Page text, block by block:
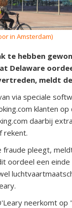
in Amsterdam)
te hebben
Delaware
meldt
via speciale
klanten
daarbij
rekent.
pleegt,
oordeel een
neerkomt op